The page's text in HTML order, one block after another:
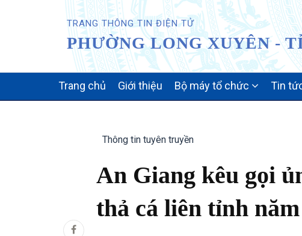
TRANG THÔNG TIN ĐIỆN TỬ
PHƯỜNG LONG XUYÊN -
NAVIGATION
Trang chủ Giới thiệu Bộ máy tổ chức Tin
Thông tin tuyên truyền
An Giang kêu gọi
thả cá liên tỉnh năm